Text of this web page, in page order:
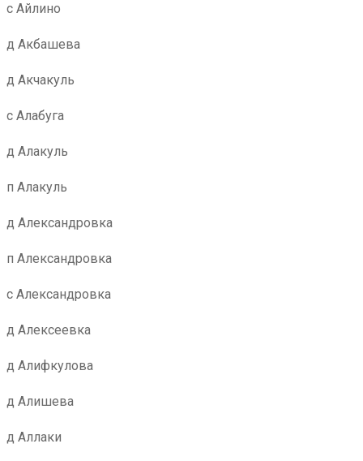
с Айлино
д Акбашева
д Акчакуль
с Алабуга
д Алакуль
п Алакуль
д Александровка
п Александровка
с Александровка
д Алексеевка
д Алифкулова
д Алишева
д Аллаки